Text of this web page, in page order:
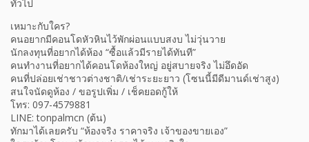
ทั่วไป
เหมาะกับใคร?
คนอยากมีคอนโดหัวหินไว้พักผ่อนแบบสงบ ไม่วุ่นวาย
นักลงทุนที่อยากได้ห้อง “ซื้อแล้วมีรายได้ทันที”
คนทำงานที่อยากได้คอนโดห้องใหญ่ อยู่สบายจริง ไม่อึดอัด
คนที่ปล่อยเช่าชาวต่างชาติ/เช่าระยะยาว (โซนนี้มีดีมานด์เช่าสูง)
สนใจนัดดูห้อง / ขอรูปเพิ่ม / เช็คยอดกู้ให้
โทร: 097-4579881
LINE: tonpalmcn (ต้น)
ทักมาได้เลยครับ “ห้องจริง ราคาจริง เจ้าของขายเอง”